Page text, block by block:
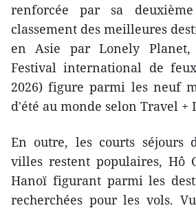
renforcée par sa
classement des meilleures
en Asie par Lonely
Festival international de
2026) figure parmi les neuf
d'été au monde selon Travel +
​En outre, les courts séjours
villes restent populaires, Hô
Hanoï figurant parmi les
recherchées pour les vols.